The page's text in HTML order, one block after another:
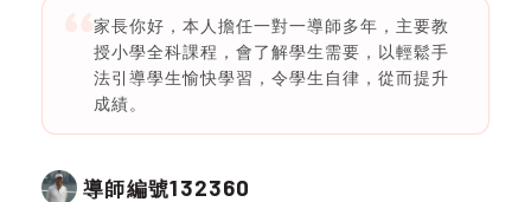
家長你好，本人擔任一對一導師多年，主要教
授小學全科課程，會了解學生需要，以輕鬆手
法引導學生愉快學習，令學生自律，從而提升
成績。
導師編號132360